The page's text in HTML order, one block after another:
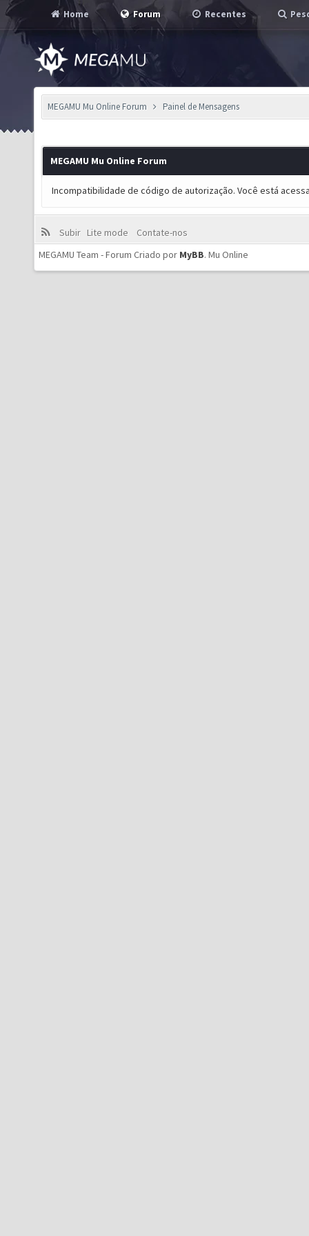
Home Forum Recentes
MEGAMU Mu Online Forum Painel de Mensagens
MEGAMU Mu Online Forum
Incompatibilidade de código de autorização. Você está
Subir Lite mode
Contate-nos
MEGAMU Team - Forum Criado por MyBB. Mu Online